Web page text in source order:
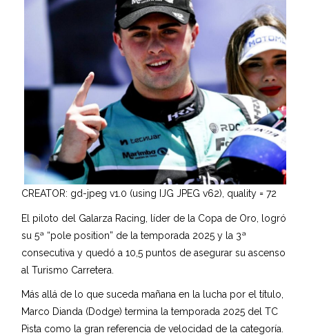
CREATOR: gd-jpeg v1.0 (using IJG JPEG v62), quality = 72
El piloto del Galarza Racing, líder de la Copa de Oro, logró
su 5ª “pole position” de la temporada 2025 y la 3ª
consecutiva y quedó a 10,5 puntos de asegurar su ascenso
al Turismo Carretera.
Más allá de lo que suceda mañana en la lucha por el título,
Marco Dianda (Dodge) termina la temporada 2025 del TC
Pista como la gran referencia de velocidad de la categoría.